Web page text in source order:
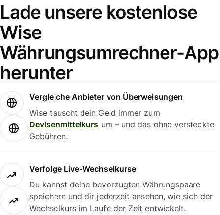
Lade unsere kostenlose
Wise
Währungsumrechner-App
herunter
Vergleiche Anbieter von Überweisungen
Wise tauscht dein Geld immer zum
Devisenmittelkurs um – und das ohne versteckte
Gebühren.
Verfolge Live-Wechselkurse
Du kannst deine bevorzugten Währungspaare
speichern und dir jederzeit ansehen, wie sich der
Wechselkurs im Laufe der Zeit entwickelt.